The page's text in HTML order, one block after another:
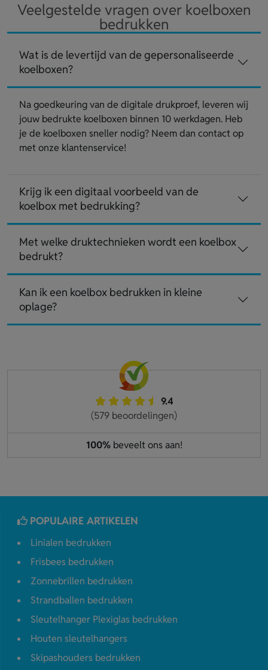
Veelgestelde vragen over koelboxen
bedrukken
Wat is de levertijd van de gepersonaliseerde
koelboxen?
Na goedkeuring van de digitale drukproef, leveren wij
jouw bedrukte koelboxen binnen 10 werkdagen. Heb
je de koelboxen sneller nodig? Neem dan contact op
met onze klantenservice!
Krijg ik een digitaal voorbeeld van de
koelbox met bedrukking?
Met welke druktechnieken wordt een koelbox
bedrukt?
Kan ik een koelbox bedrukken in kleine
oplage?
9.4
(579 beoordelingen)
100%beveelt ons aan!
POPULAIRE ARTIKELEN
Linialen bedrukken
Frisbees bedrukken
Zonnebrillen bedrukken
Strandballen bedrukken
Sleutelhanger Plexiglas bedrukken
Houten sleutelhangers
Skipashouders bedrukken